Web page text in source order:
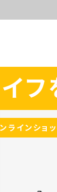
フ
ラインショ